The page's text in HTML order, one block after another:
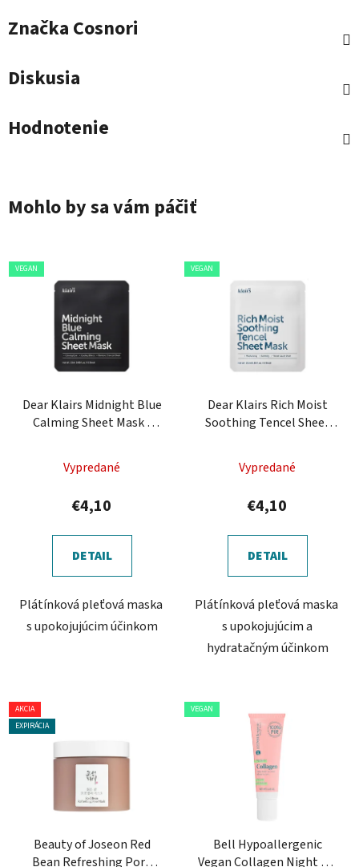
Značka Cosnori
Diskusia
Hodnotenie
Mohlo by sa vám páčiť
VEGAN
Dear Klairs Midnight Blue
Calming Sheet Mask -
Vypredané
€4,10
DETAIL
Plátínková pleťová maska ​​
s upokojujúcim účinkom
VEGAN
Dear Klairs Rich Moist
Soothing Tencel Sheet
pleťová maska
Vypredané
€4,10
DETAIL
Plátínková pleťová maska ​​
s upokojujúcim a
hydratačným účinkom
AKCIA
EXPIRÁCIA
Beauty of Joseon Red
Bean Refreshing Pore
VEGAN
Bell Hypoallergenic
Vegan Collagen Night Lip